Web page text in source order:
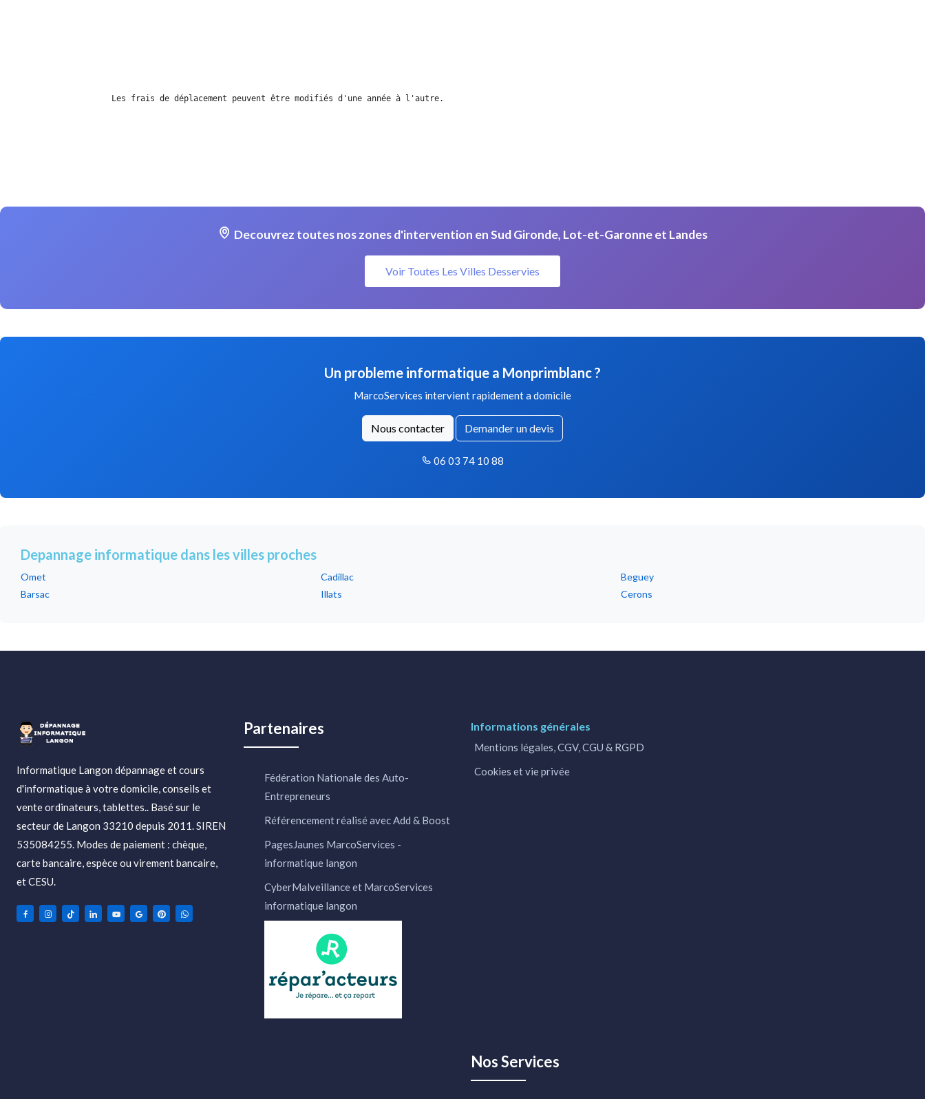
Les frais de déplacement peuvent être modifiés d'une année à l'autre.
Decouvrez toutes nos zones d'intervention en Sud Gironde, Lot-et-Garonne et Landes
Voir Toutes Les Villes Desservies
Un probleme informatique a Monprimblanc ?
MarcoServices intervient rapidement a domicile
Nous contacter Demander un devis
06 03 74 10 88
Depannage informatique dans les villes proches
Omet Cadillac
Beguey
Barsac
Illats Cerons
Informatique Langon dépannage et cours
d'informatique à votre domicile, conseils et
vente ordinateurs, tablettes.. Basé sur le
secteur de Langon 33210 depuis 2011. SIREN
535084255. Modes de paiement : chèque,
carte bancaire, espèce ou virement bancaire,
et CESU.
Partenaires
Fédération Nationale des Auto-
Entrepreneurs
Référencement réalisé avec Add & Boost
PagesJaunes MarcoServices -
informatique langon
CyberMalveillance et MarcoServices
informatique langon
Informations générales
Mentions légales, CGV, CGU & RGPD
Cookies et vie privée
Nos Services